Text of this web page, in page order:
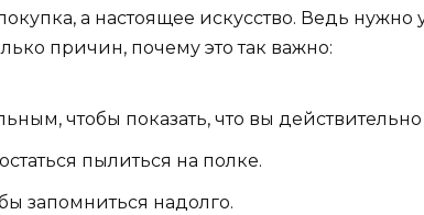
а настоящее искусство. Ведь
причин, почему это так важно:
чтобы показать, что вы действительно
пылиться на полке.
запомниться надолго.